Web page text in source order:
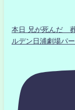
本日 兄が死んだ
ルデン日浦劇場パ